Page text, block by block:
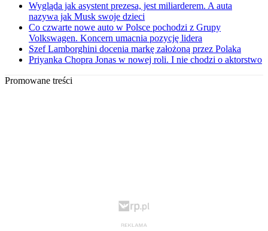
Wygląda jak asystent prezesa, jest miliarderem. A auta
nazywa jak Musk swoje dzieci
Co czwarte nowe auto w Polsce pochodzi z Grupy
Volkswagen. Koncern umacnia pozycję lidera
Szef Lamborghini docenia markę założoną przez Polaka
Priyanka Chopra Jonas w nowej roli. I nie chodzi o aktorstwo
Promowane treści